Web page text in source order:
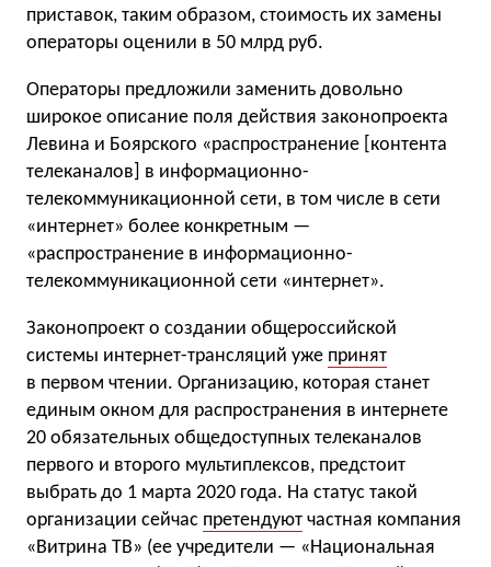
приставок, таким образом, стоимость их замены
операторы оценили в 50 млрд руб.
Операторы предложили заменить довольно
широкое описание поля действия законопроекта
Левина и Боярского «распространение [контента
телеканалов] в информационно-
телекоммуникационной сети, в том числе в сети
«интернет» более конкретным —
«распространение в информационно-
телекоммуникационной сети «интернет».
Законопроект о создании общероссийской
системы интернет-трансляций уже принят
в первом чтении. Организацию, которая станет
единым окном для распространения в интернете
20 обязательных общедоступных телеканалов
первого и второго мультиплексов, предстоит
выбрать до 1 марта 2020 года. На статус такой
организации сейчас претендуют частная компания
«Витрина ТВ» (ее учредители — «Национальная